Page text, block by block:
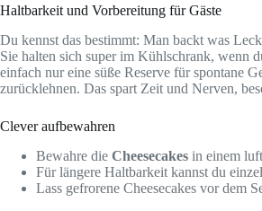
Haltbarkeit und Vorbereitung für Gäste
Du kennst das bestimmt: Man backt was
Sie halten sich super im Kühlschrank, wenn
einfach nur eine süße Reserve für spontane
zurücklehnen. Das spart Zeit und Nerven,
Clever aufbewahren
Bewahre die Cheesecakes in einem
Für längere Haltbarkeit kannst du
Lass gefrorene Cheesecakes vor dem